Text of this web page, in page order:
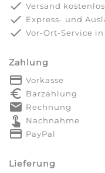
done Versand kostenlos
done Express- und
done Vor-Ort-Service
Zahlung
payment Vorkasse
euro_symbol Barzahlung
markunread Rechnung
touch_app Nachnahme
credit_card PayPal
Lieferung